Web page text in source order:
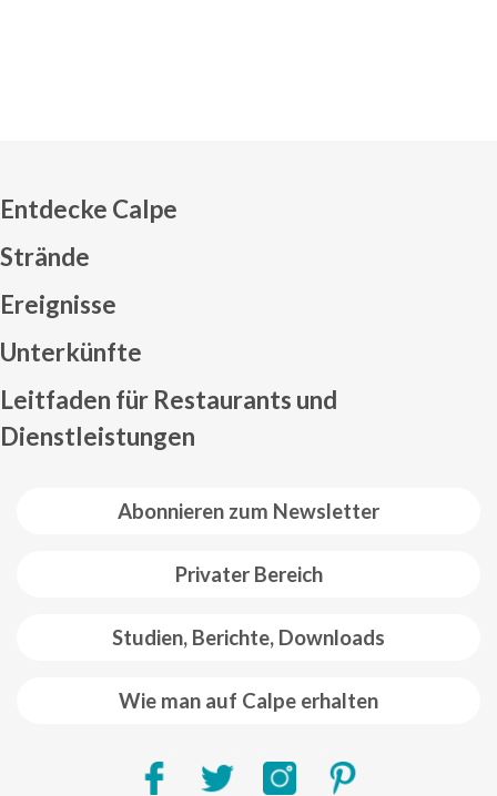
Abonnieren zum Newsletter
Privater Bereich
Studien, Berichte, Downloads
Wie man auf Calpe erhalten
Entdecke Calpe
Strände
Ereignisse
Unterkünfte
Leitfaden für Restaurants und
Dienstleistungen